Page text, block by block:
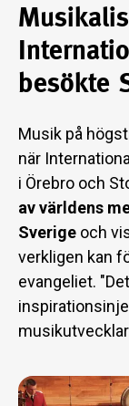
besökte
Musik på
när
i Örebro och
av världens
Sverige och
verkligen kan
evangeliet.